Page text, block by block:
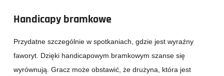
Handicapy bramkowe
Przydatne szczególnie w spotkaniach, gdzie jest wyraźny
faworyt. Dzięki handicapowym bramkowym szanse się
wyrównują. Gracz może obstawić, że drużyna, która jest